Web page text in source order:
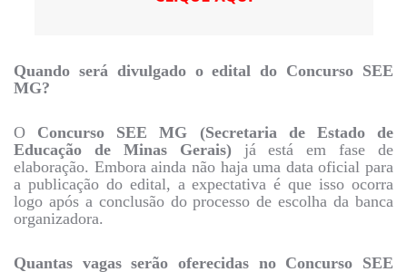
Quando será divulgado o edital do Concurso SEE
MG?
O Concurso SEE MG (Secretaria de Estado de
Educação de Minas Gerais) já está em fase de
elaboração. Embora ainda não haja uma data oficial para
a publicação do edital, a expectativa é que isso ocorra
logo após a conclusão do processo de escolha da banca
organizadora.
Quantas vagas serão oferecidas no Concurso SEE